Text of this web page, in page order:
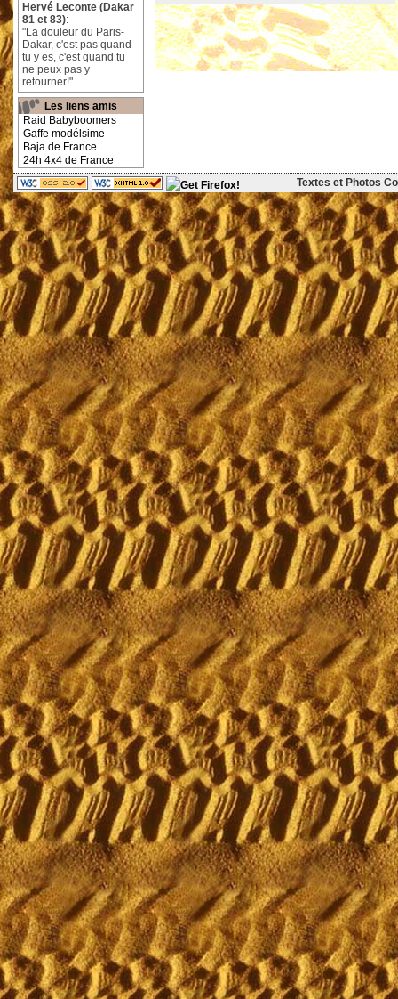
Hervé Leconte (Dakar
81 et 83):
"La douleur du Paris-
Dakar, c'est pas quand
tu y es, c'est quand tu
ne peux pas y
retourner!"
Les liens amis
Raid Babyboomers
Gaffe modélsime
Baja de France
24h 4x4 de France
Textes et Photos